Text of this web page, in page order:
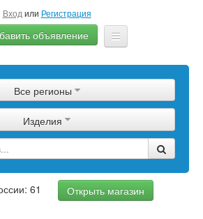
Вход или Регистрация
объявление
Сырье
Изделия
Оборудование
Услуги
Все регионы
Изделия
61 Открыть магазин